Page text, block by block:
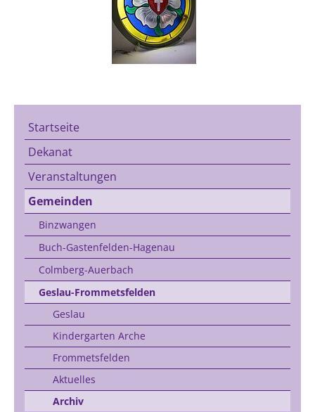
Startseite
Dekanat
Veranstaltungen
Gemeinden
Binzwangen
Buch-Gastenfelden-Hagenau
Colmberg-Auerbach
Geslau-Frommetsfelden
Geslau
Kindergarten Arche
Frommetsfelden
Aktuelles
Archiv